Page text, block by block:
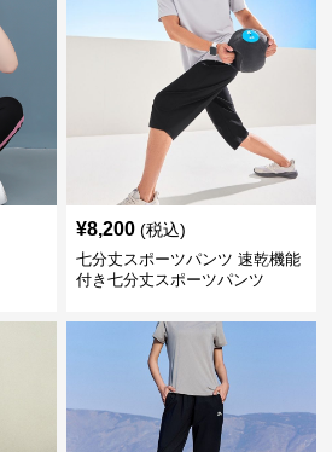
¥8,200 (税込)
七分丈スポーツパンツ 速乾機能
付き七分丈スポーツパンツ